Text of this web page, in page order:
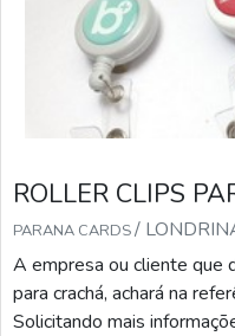
ROLLER CLIPS
PARANA CARDS/
A empresa ou cliente que
para crachá, achará na
Solicitando mais